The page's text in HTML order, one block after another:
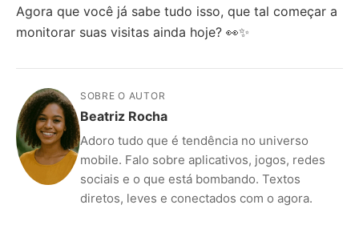
Agora que você já sabe tudo isso, que tal começar a
monitorar suas visitas ainda hoje? 👀✨
SOBRE O AUTOR
Beatriz Rocha
Adoro tudo que é tendência no universo
mobile. Falo sobre aplicativos, jogos, redes
sociais e o que está bombando. Textos
diretos, leves e conectados com o agora.